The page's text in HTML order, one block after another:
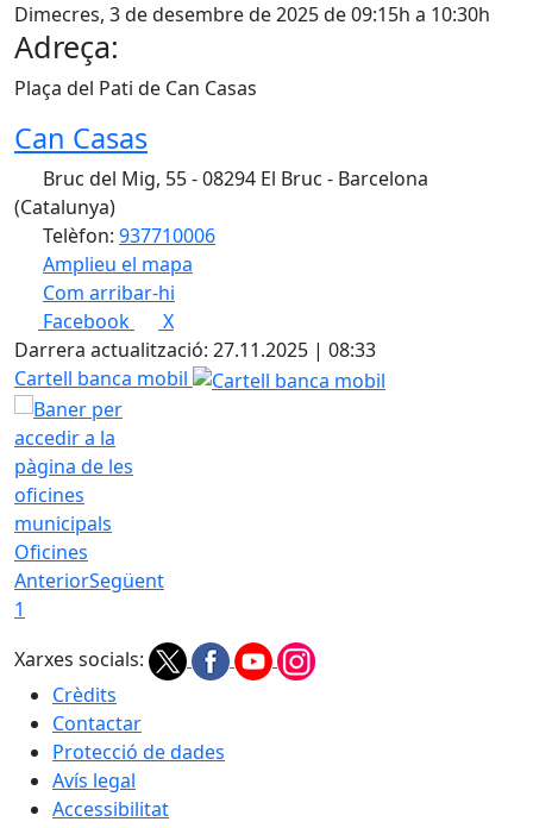
Dimecres, 3 de desembre de 2025 de 09:15h a 10:30h
Adreça:
Plaça del Pati de Can Casas
Can Casas
Bruc del Mig, 55 - 08294 El Bruc - Barcelona
(Catalunya)
Telèfon: 937710006
Amplieu el mapa
Com arribar-hi
+
−
Facebook
X
Darrera actualització: 27.11.2025 | 08:33
Cartell banca mobil
Oficines
AnteriorSegüent
1
Xarxes socials:
Crèdits
Contactar
Protecció de dades
Avís legal
Accessibilitat